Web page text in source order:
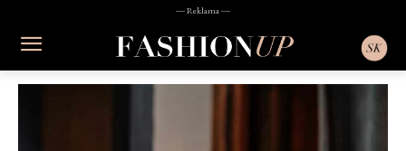
― Reklama ―